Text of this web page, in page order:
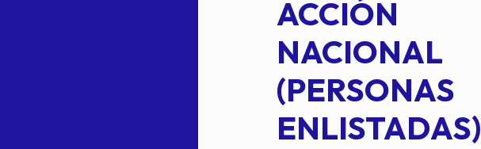
ACCIÓN
NACIONAL
(PERSONAS
ENLISTADAS)